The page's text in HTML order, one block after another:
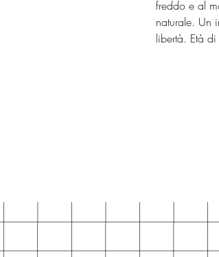
freddo e al
naturale. Un
libertà. Età